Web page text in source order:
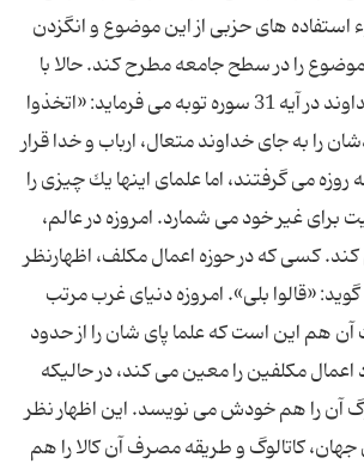
های حزبی از این موضوع و انگزدن
را در سطح جامعه مطرح كند. حالا با
توجه فضای به وجود آمده، طرح ازدواج موقت در جامعه حرام است یا مباح یا واجب؟ خداوند در آیه 31 سوره توبه می فرماید: «اتخذوا
را به جای خداوند متعال، ارباب و خدا قرار
می گرفتند، اما علمای اینها یك چیزی را
غیر خود می شمارد. امروزه در عالم،
كسی كه در حوزه اعمال مكلف، اظهارنظر
«قالوا بلی». امروزه دنیای غرب مرتب
هم این است كه علما پای شان را از حدود
مكلفین را معین می كند، در حالیكه
آن را هم خودش می نویسد. این اظهار نظر
كاتالوگ و طریقه مصرف آن كالا را هم